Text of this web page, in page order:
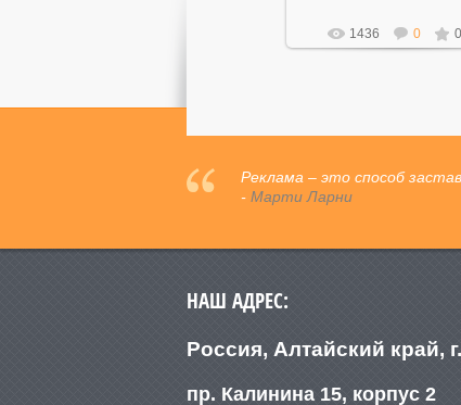
1436 0
Реклама – это способ
- Марти Ларни
НАШ АДРЕС:
Россия, Алтайский край,
пр. Калинина 15, корпус 2